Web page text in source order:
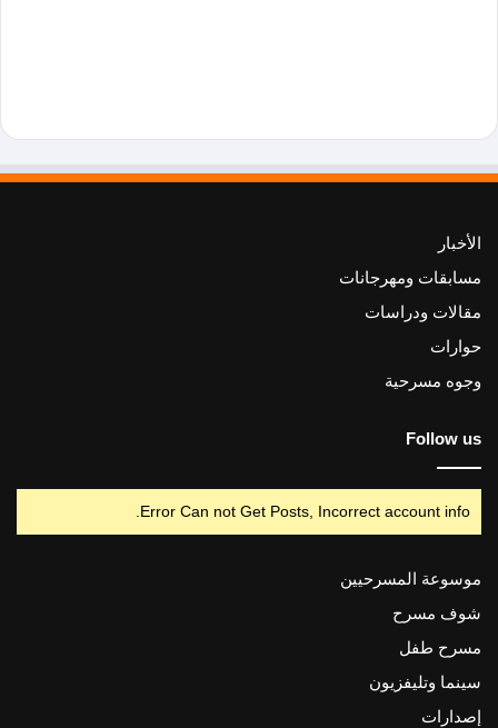
الأخبار
مسابقات ومهرجانات
مقالات ودراسات
حوارات
وجوه مسرحية
Follow us
Error Can not Get Posts, Incorrect account info.
موسوعة المسرحيين
شوف مسرح
مسرح طفل
سينما وتليفزيون
إصدارات